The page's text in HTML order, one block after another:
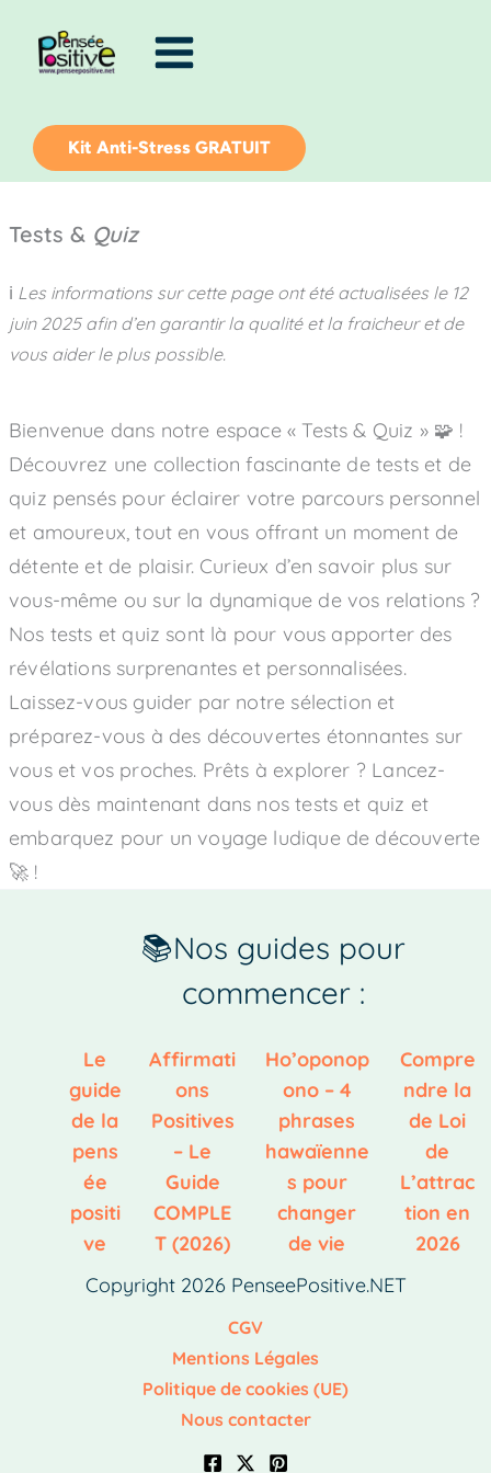
contenu
Kit Anti-Stress GRATUIT
Tests & Quiz
ℹ️ Les informations sur cette page ont été actualisées le 12
juin 2025afin d’en garantir la qualité et la fraicheur et de
vous aider le plus possible.
Bienvenue dans notre espace « Tests & Quiz » 🧩 !
Découvrez une collection fascinante de tests et de
quiz pensés pour éclairer votre parcours personnel
et amoureux, tout en vous offrant un moment de
détente et de plaisir. Curieux d’en savoir plus sur
vous-même ou sur la dynamique de vos relations ?
Nos tests et quiz sont là pour vous apporter des
révélations surprenantes et personnalisées.
Laissez-vous guider par notre sélection et
préparez-vous à des découvertes étonnantes sur
vous et vos proches. Prêts à explorer ? Lancez-
vous dès maintenant dans nos tests et quiz et
embarquez pour un voyage ludique de découverte
🚀 !
📚Nos guides pour
commencer :
Le
guide
de la
pens
ée
positi
ve
Affirmati
ons
Positives
– Le
Guide
COMPLE
T (2026)
Ho’oponop
ono – 4
phrases
hawaïenne
s pour
changer
de vie
Compre
ndre la
de Loi
de
L’attrac
tion en
2026
Copyright 2026 PenseePositive.NET
CGV
Mentions Légales
Politique de cookies (UE)
Nous contacter